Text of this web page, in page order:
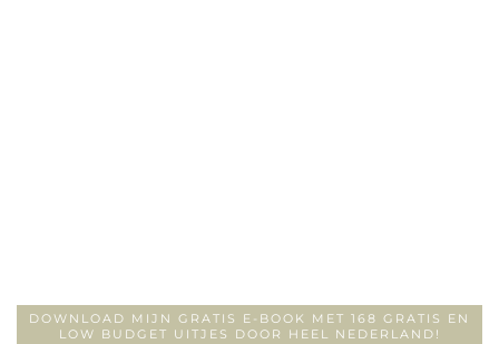
DOWNLOAD MIJN GRATIS E-BOOK MET 168 GRATIS EN
LOW BUDGET UITJES DOOR HEEL NEDERLAND!